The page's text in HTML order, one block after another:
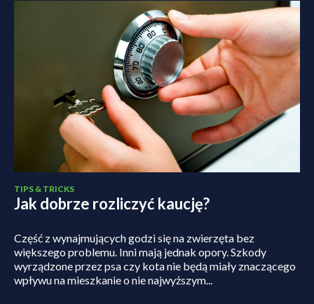
TIPS & TRICKS
Jak dobrze rozliczyć kaucję?
Część z wynajmujących godzi się na zwierzęta bez
większego problemu. Inni mają jednak opory. Szkody
wyrządzone przez psa czy kota nie będą miały znaczącego
wpływu na mieszkanie o nie najwyższym...